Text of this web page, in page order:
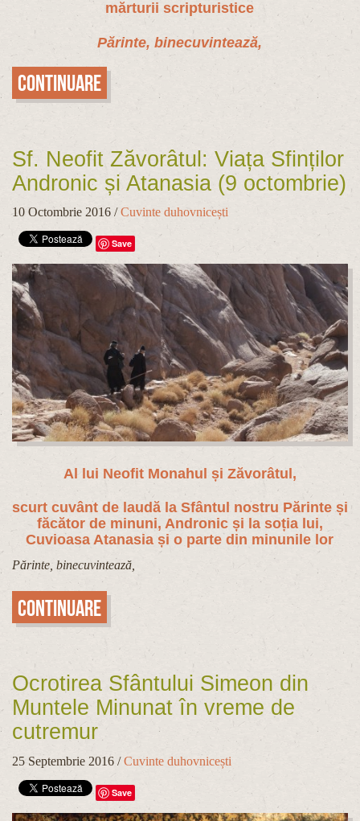
mărturii scripturistice
Părinte, binecuvintează,
Continuare
Sf. Neofit Zăvorâtul: Viața Sfinților
Andronic și Atanasia (9 octombrie)
10 Octombrie 2016 /Cuvinte duhovnicești
Save
Al lui Neofit Monahul și Zăvorâtul,
scurt cuvânt de laudă la Sfântul nostru Părinte și
făcător de minuni, Andronic și la soția lui,
Cuvioasa Atanasia și o parte din minunile lor
Părinte, binecuvintează,
Continuare
Ocrotirea Sfântului Simeon din
Muntele Minunat în vreme de
cutremur
25 Septembrie 2016 /Cuvinte duhovnicești
Save